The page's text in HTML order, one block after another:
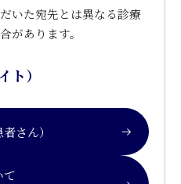
いた宛先とは異なる診療
があります。
ト）
さん）
て